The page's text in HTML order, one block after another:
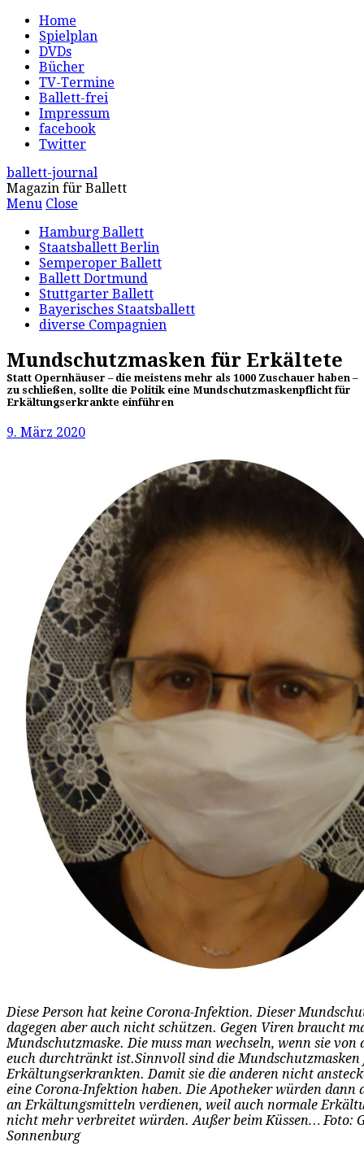
Home
Spielplan
DVDs
Bücher
TV-Termine
Ballett-frei
Impressum
facebook
Twitter
ballett-journal
Magazin für Ballett
Menu Close
Hamburg Ballett
Staatsballett Berlin
Semperoper Ballett
Ballett Dortmund
Stuttgarter Ballett
Bayerisches Staatsballett
diverse Compagnien
Mundschutzmasken für Erkältete
Statt Opernhäuser – die meistens mehr als 1000 Zuschauer haben –
zu schließen, sollte die Politik eine Mundschutzmaskenpflicht für
Erkältungserkrankte einführen
9. März 2020
Diese Person hat keine Corona-Infektion. Dieser
dagegen aber auch nicht schützen. Gegen Viren braucht
Mundschutzmaske. Die muss man wechseln, wenn sie von
euch durchtränkt ist.Sinnvoll sind die Mundschutzmasken
Erkältungserkrankten. Damit sie die anderen nicht
eine Corona-Infektion haben. Die Apotheker würden dann
an Erkältungsmitteln verdienen, weil auch normale
nicht mehr verbreitet würden. Außer beim Küssen… Foto:
Sonnenburg